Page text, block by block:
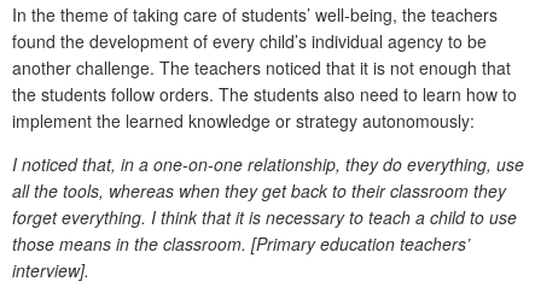
In the theme of taking care of students’ well-being, the teachers
found the development of every child’s individual agency to be
another challenge. The teachers noticed that it is not enough that
the students follow orders. The students also need to learn how to
implement the learned knowledge or strategy autonomously:
I noticed that, in a one-on-one relationship, they do everything, use
all the tools, whereas when they get back to their classroom they
forget everything. I think that it is necessary to teach a child to use
those means in the classroom. [Primary education teachers’
interview].